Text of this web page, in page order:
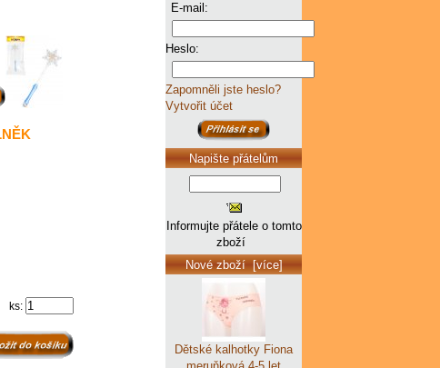
ks:
E-mail:
Heslo:
Zapomněli jste heslo?
Vytvořit účet
Napište přátelům
Informujte přátele o tomto
zboží
Nové zboží [více]
Dětské kalhotky Fiona